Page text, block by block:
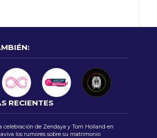
RECIENTES
celebración de Zendaya y Tom Holland en
los rumores sobre su matrimonio